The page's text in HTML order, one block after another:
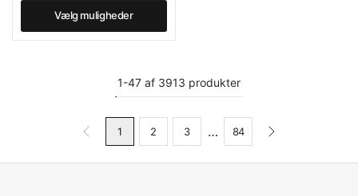
Vælg muligheder
1-47 af 3913 produkter
1 2 3 … 84